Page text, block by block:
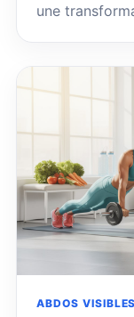
une
ABDOS VISIBLES